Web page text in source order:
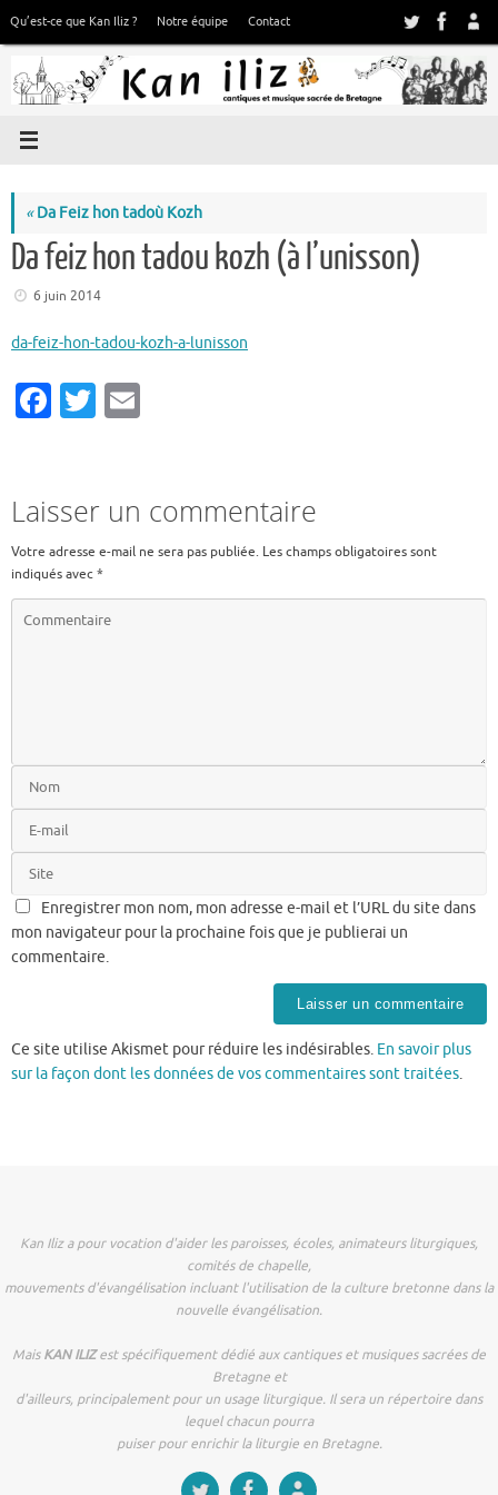
contenu
Qu’est-ce que Kan Iliz ? Notre équipe Contact
«Da Feiz hon tadoù Kozh
Da feiz hon tadou kozh (à l’unisson)
6 juin 2014
da-feiz-hon-tadou-kozh-a-lunisson
Fa
b
o
o
k
T
te
r
Laisser un commentaire
Votre adresse e-mail ne sera pas publiée. Les champs obligatoires sont
indiqués avec*
Enregistrer mon nom, mon adresse e-mail et l’URL du site dans
mon navigateur pour la prochaine fois que je publierai un
commentaire.
Ce site utilise Akismet pour réduire les indésirables. En savoir plus
sur la façon dont les données de vos commentaires sont traitées.
Kan Iliz a pour vocation d'aider les paroisses, écoles, animateurs liturgiques,
comités de chapelle,
mouvements d'évangélisation incluant l'utilisation de la culture bretonne dans la
nouvelle évangélisation.
MaisKAN ILIZest spécifiquement dédié aux cantiques et musiques sacrées de
Bretagne et
d'ailleurs, principalement pour un usage liturgique. Il sera un répertoire dans
lequel chacun pourra
puiser pour enrichir la liturgie en Bretagne.